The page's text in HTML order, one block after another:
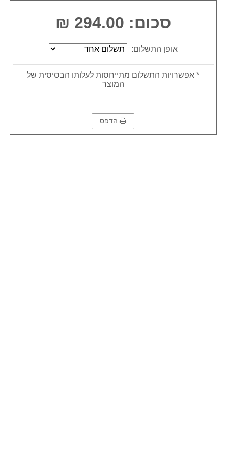
סכום: 294.00 ₪
אופן התשלום:
* אפשרויות התשלום מתייחסות לעלותו הבסיסית של
המוצר
הדפס